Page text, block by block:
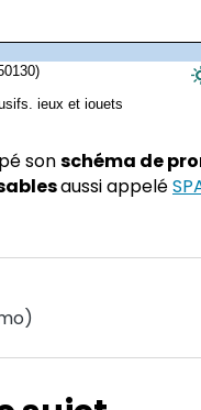
sonschéma de
aussi appelé